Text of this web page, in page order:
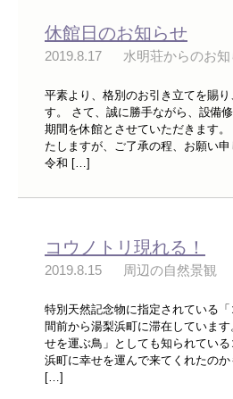
休館日のお知らせ
2019.8.17 水明荘からのお
平素より、格別のお引き立てを賜
す。 さて、誠に勝手ながら、設備
期間を休館とさせていただきます
たしますが、ご了承の程、お願い申
令和 […]
コウノトリ現れる！
2019.8.15 周辺の自然景観
特別天然記念物に指定されている
間前から湯梨浜町に滞在してい
せを運ぶ鳥」としても知られてい
浜町に幸せを運んで来てくれたの
[…]